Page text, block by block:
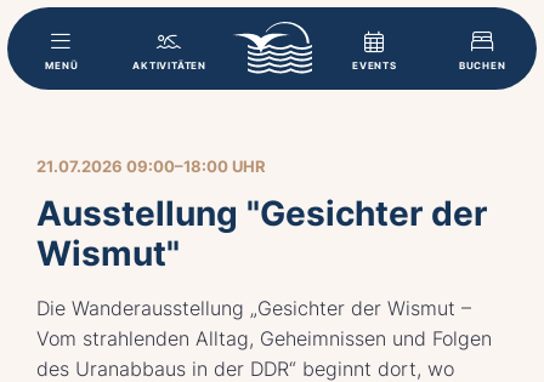
MENÜ AKTIVITÄTEN EVENTS BUCHEN
21.07.2026 09:00–18:00 UHR
Ausstellung "Gesichter der
Wismut"
Die Wanderausstellung „Gesichter der Wismut –
Vom strahlenden Alltag, Geheimnissen und Folgen
des Uranabbaus in der DDR“ beginnt dort, wo